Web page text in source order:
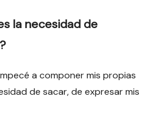
la necesidad de
a componer mis propias
de sacar, de expresar mis